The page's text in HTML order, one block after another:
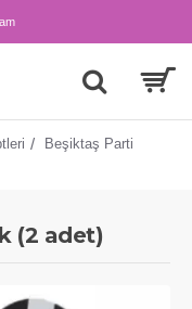
Beşiktaş Parti
(2 adet)